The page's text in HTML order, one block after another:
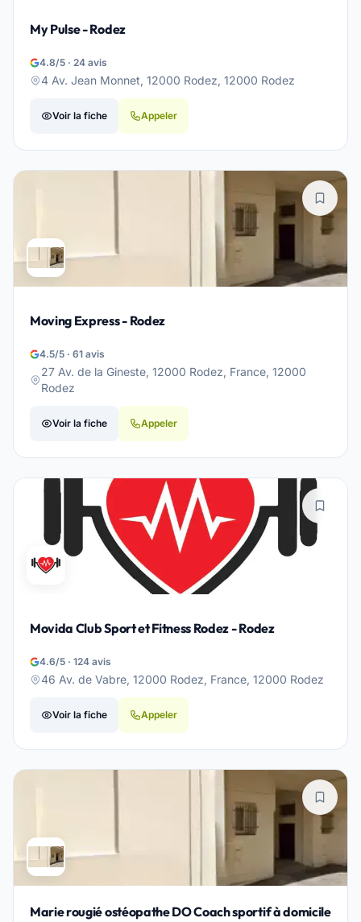
My Pulse - Rodez
4.8/5 · 24 avis
4 Av. Jean Monnet, 12000 Rodez, 12000 Rodez
Voir la fiche Appeler
Moving Express - Rodez
4.5/5 · 61 avis
27 Av. de la Gineste, 12000 Rodez, France, 12000
Rodez
Voir la fiche Appeler
Movida Club Sport et Fitness Rodez - Rodez
4.6/5 · 124 avis
46 Av. de Vabre, 12000 Rodez, France, 12000 Rodez
Voir la fiche Appeler
Marie rougié ostéopathe DO Coach sportif à domicile